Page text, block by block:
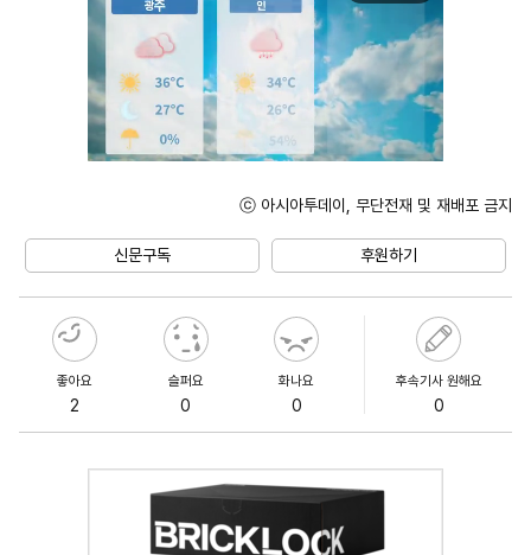
ⓒ 아시아투데이, 무단전재 및 재배포 금지
신문구독 후원하기
좋아요
2
슬퍼요
0
화나요
0
후속기사 원해요
0